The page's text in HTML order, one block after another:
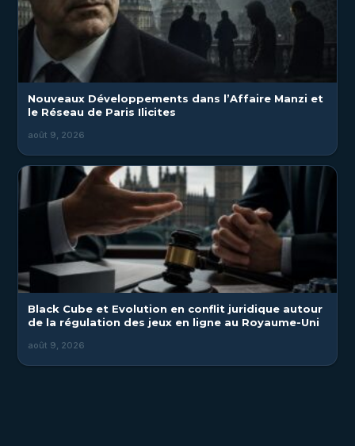
Nouveaux Développements dans l’Affaire Manzi et
le Réseau de Paris Ilicites
août 9, 2026
Black Cube et Evolution en conflit juridique autour
de la régulation des jeux en ligne au Royaume-Uni
août 9, 2026